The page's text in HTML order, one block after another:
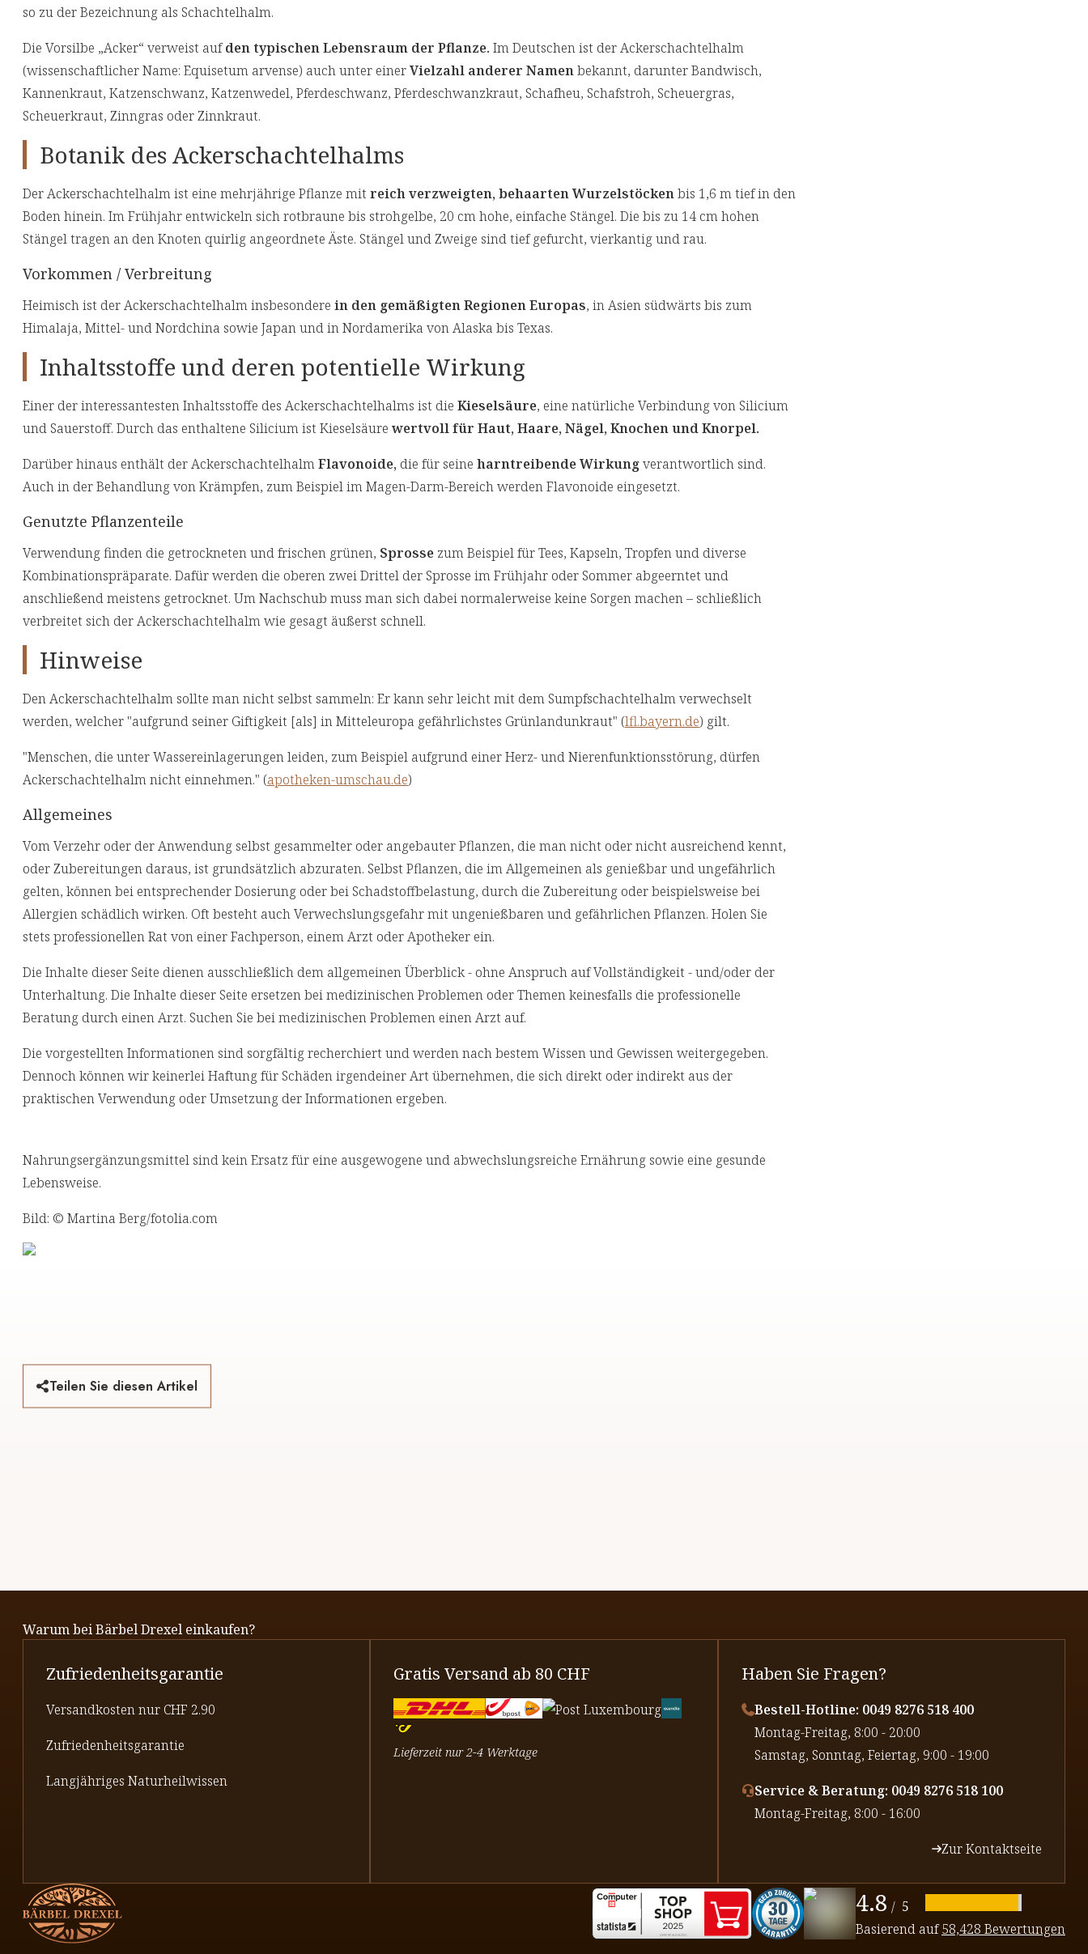
so zu der Bezeichnung als Schachtelhalm.
Die Vorsilbe „Acker“ verweist aufden typischen Lebensraum der Pflanze. Im Deutschen ist der Ackerschachtelhalm
(wissenschaftlicher Name: Equisetum arvense) auch unter einerVielzahl anderer Namenbekannt, darunter Bandwisch,
Kannenkraut, Katzenschwanz, Katzenwedel, Pferdeschwanz, Pferdeschwanzkraut, Schafheu, Schafstroh, Scheuergras,
Scheuerkraut, Zinngras oder Zinnkraut.
Botanik des Ackerschachtelhalms
Der Ackerschachtelhalm ist eine mehrjährige Pflanze mit reich verzweigten, behaarten Wurzelstöckenbis 1,6 m tief in den
Boden hinein. Im Frühjahr entwickeln sich rotbraune bis strohgelbe, 20 cm hohe, einfache Stängel. Die bis zu 14 cm hohen
Stängel tragen an den Knoten quirlig angeordnete Äste. Stängel und Zweige sind tief gefurcht, vierkantig und rau.
Vorkommen / Verbreitung
Heimisch ist der Ackerschachtelhalm insbesondere in den gemäßigten Regionen Europas, in Asien südwärts bis zum
Himalaja, Mittel- und Nordchina sowie Japan und in Nordamerika von Alaska bis Texas.
Inhaltsstoffe und deren potentielle Wirkung
Einer der interessantesten Inhaltsstoffe des Ackerschachtelhalms ist die Kieselsäure, eine natürliche Verbindung von Silicium
und Sauerstoff. Durch das enthaltene Silicium ist Kieselsäure wertvoll für Haut, Haare, Nägel, Knochen und Knorpel.
Darüber hinaus enthält der AckerschachtelhalmFlavonoide, die für seine harntreibende Wirkungverantwortlich sind.
Auch in der Behandlung von Krämpfen, zum Beispiel im Magen-Darm-Bereich werden Flavonoide eingesetzt.
Genutzte Pflanzenteile
Verwendung finden die getrockneten und frischen grünen, Sprosse zum Beispiel für Tees, Kapseln, Tropfen und diverse
Kombinationspräparate. Dafür werden die oberen zwei Drittel der Sprosse im Frühjahr oder Sommer abgeerntet und
anschließend meistens getrocknet. Um Nachschub muss man sich dabei normalerweise keine Sorgen machen – schließlich
verbreitet sich der Ackerschachtelhalm wie gesagt äußerst schnell.
Hinweise
Den Ackerschachtelhalm sollte man nicht selbst sammeln: Er kann sehr leicht mit dem Sumpfschachtelhalm verwechselt
werden, welcher "aufgrund seiner Giftigkeit [als] in Mitteleuropa gefährlichstes Grünlandunkraut" (lfl.bayern.de) gilt.
"Menschen, die unter Wassereinlagerungen leiden, zum Beispiel aufgrund einer Herz- und Nierenfunktionsstörung, dürfen
Ackerschachtelhalm nicht einnehmen." (apotheken-umschau.de)
Allgemeines
Vom Verzehr oder der Anwendung selbst gesammelter oder angebauter Pflanzen, die man nicht oder nicht ausreichend kennt,
oder Zubereitungen daraus, ist grundsätzlich abzuraten. Selbst Pflanzen, die im Allgemeinen als genießbar und ungefährlich
gelten, können bei entsprechender Dosierung oder bei Schadstoffbelastung, durch die Zubereitung oder beispielsweise bei
Allergien schädlich wirken. Oft besteht auch Verwechslungsgefahr mit ungenießbaren und gefährlichen Pflanzen. Holen Sie
stets professionellen Rat von einer Fachperson, einem Arzt oder Apotheker ein.
Die Inhalte dieser Seite dienen ausschließlich dem allgemeinen Überblick - ohne Anspruch auf Vollständigkeit - und/oder der
Unterhaltung. Die Inhalte dieser Seite ersetzen bei medizinischen Problemen oder Themen keinesfalls die professionelle
Beratung durch einen Arzt. Suchen Sie bei medizinischen Problemen einen Arzt auf.
Die vorgestellten Informationen sind sorgfältig recherchiert und werden nach bestem Wissen und Gewissen weitergegeben.
Dennoch können wir keinerlei Haftung für Schäden irgendeiner Art übernehmen, die sich direkt oder indirekt aus der
praktischen Verwendung oder Umsetzung der Informationen ergeben.
Nahrungsergänzungsmittel sind kein Ersatz für eine ausgewogene und abwechslungsreiche Ernährung sowie eine gesunde
Lebensweise.
Bild: © Martina Berg/fotolia.com
Teilen Sie diesen Artikel
Warum bei Bärbel Drexel einkaufen?
Zufriedenheitsgarantie
Versandkosten nur CHF 2.90
Zufriedenheitsgarantie
Langjähriges Naturheilwissen
Gratis Versand ab 80 CHF
Lieferzeit nur 2-4 Werktage
Haben Sie Fragen?
Bestell-Hotline: 0049 8276 518 400
⁠Montag-Freitag, 8:00 - 20:00
⁠Samstag, Sonntag, Feiertag, 9:00 - 19:00
Service & Beratung: 0049 8276 518 100
⁠Montag-Freitag, 8:00 - 16:00
Zur Kontaktseite
4.8 / 5
Basierend auf58,428 Bewertungen